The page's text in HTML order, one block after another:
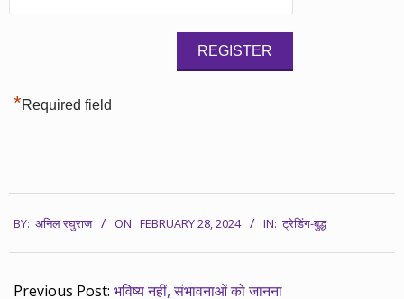
*Required field
02-
28
BY: अनिल रघुराज ON: FEBRUARY 28, 2024 IN: ट्रेडिंग-बुद्ध
Previous Post: भविष्य नहीं, संभावनाओं को जानना